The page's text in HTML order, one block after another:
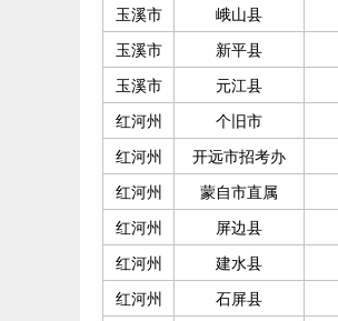
玉溪市
峨山县
玉溪市
新平县
玉溪市
元江县
红河州
个旧市
红河州
开远市招考办
红河州
蒙自市直属
红河州
屏边县
红河州
建水县
红河州
石屏县